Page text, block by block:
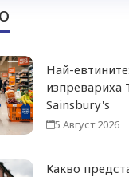
Най-
изпревариха
Sainsbury's
5 Август 2026
Какво